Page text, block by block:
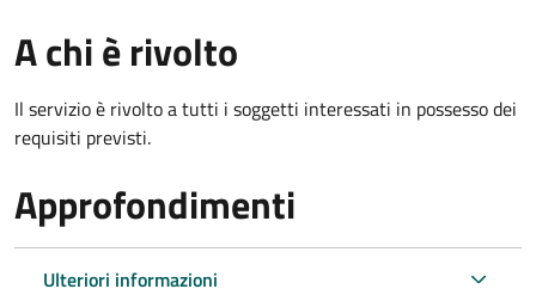
A chi è rivolto
Il servizio è rivolto a tutti i soggetti interessati in possesso dei
requisiti previsti.
Approfondimenti
Ulteriori informazioni